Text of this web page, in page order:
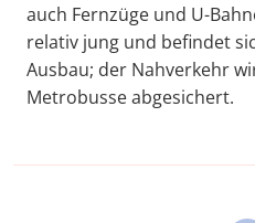
auch Fernzüge und U-
relativ jung und befindet
Ausbau; der Nahverkehr
Metrobusse abgesichert.